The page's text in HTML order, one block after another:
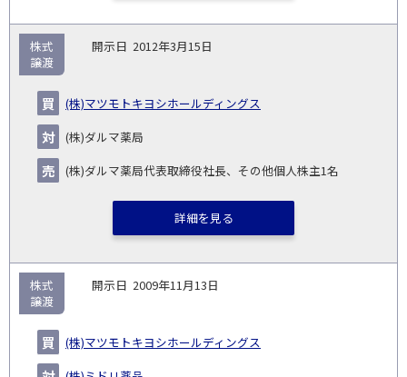
2012年3月15日
(株)マツモトキヨシホールディングス
(株)ダルマ薬局
(株)ダルマ薬局代表取締役社長、その他個人株主1名
株式
譲渡
詳細を見る
2009年11月13日
(株)マツモトキヨシホールディングス
株式
譲渡